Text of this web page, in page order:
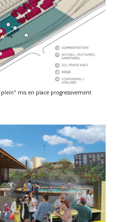
mis en place progressivement